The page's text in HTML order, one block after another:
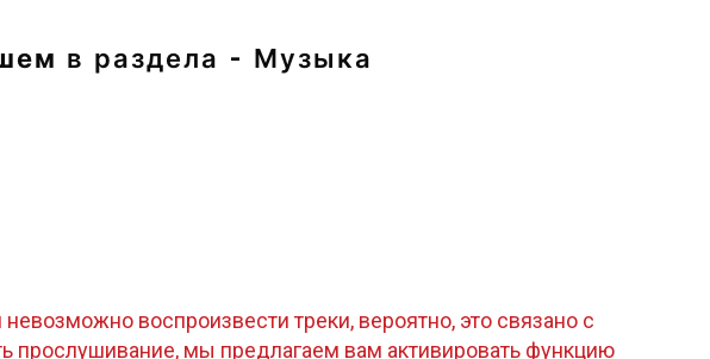
в раздела - Музыка
воспроизвести треки, вероятно, это связано с
прослушивание, мы предлагаем вам активировать функцию